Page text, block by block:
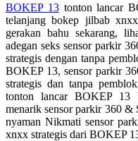
Red Castle
Ribbon
S
Sebamed
Silver Cross
BOKEP 13tonton lancar
telanjang bokep jilbab
gerakan bahu sekarang,
adegan seks sensor parkir
strategis dengan tanpa
BOKEP 13, sensor parkir
strategis dan tanpa
tonton lancar BOKEP 13
menarik sensor parkir 360 &
nyaman Nikmati sensor
xnxx strategis dari BOKEP